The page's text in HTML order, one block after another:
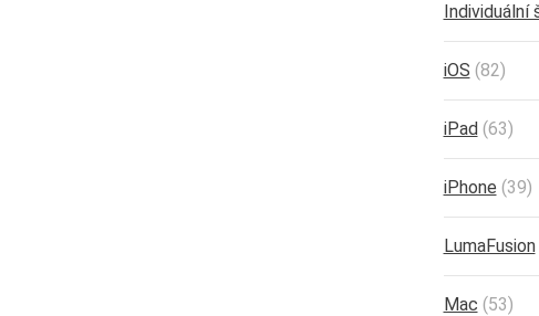
Individuální
iOS (82)
iPad(63)
iPhone (39)
LumaFusion
Mac (53)